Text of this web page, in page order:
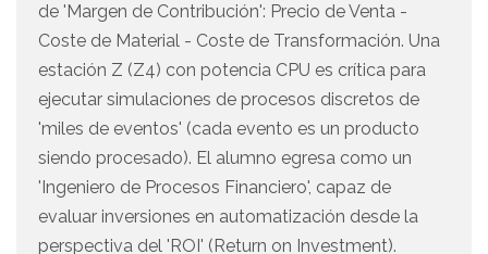
de 'Margen de Contribución': Precio de Venta -
Coste de Material - Coste de Transformación. Una
estación Z (Z4) con potencia CPU es crítica para
ejecutar simulaciones de procesos discretos de
'miles de eventos' (cada evento es un producto
siendo procesado). El alumno egresa como un
'Ingeniero de Procesos Financiero', capaz de
evaluar inversiones en automatización desde la
perspectiva del 'ROI' (Return on Investment).